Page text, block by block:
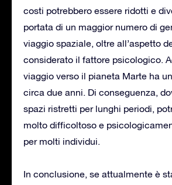
costi potrebbero essere ridotti e
portata di un maggior numero di
viaggio spaziale, oltre all’aspetto
considerato il fattore psicologico.
viaggio verso il pianeta Marte ha
circa due anni. Di conseguenza,
spazi ristretti per lunghi periodi,
molto difficoltoso e
per molti individui.
In conclusione, se attualmente è